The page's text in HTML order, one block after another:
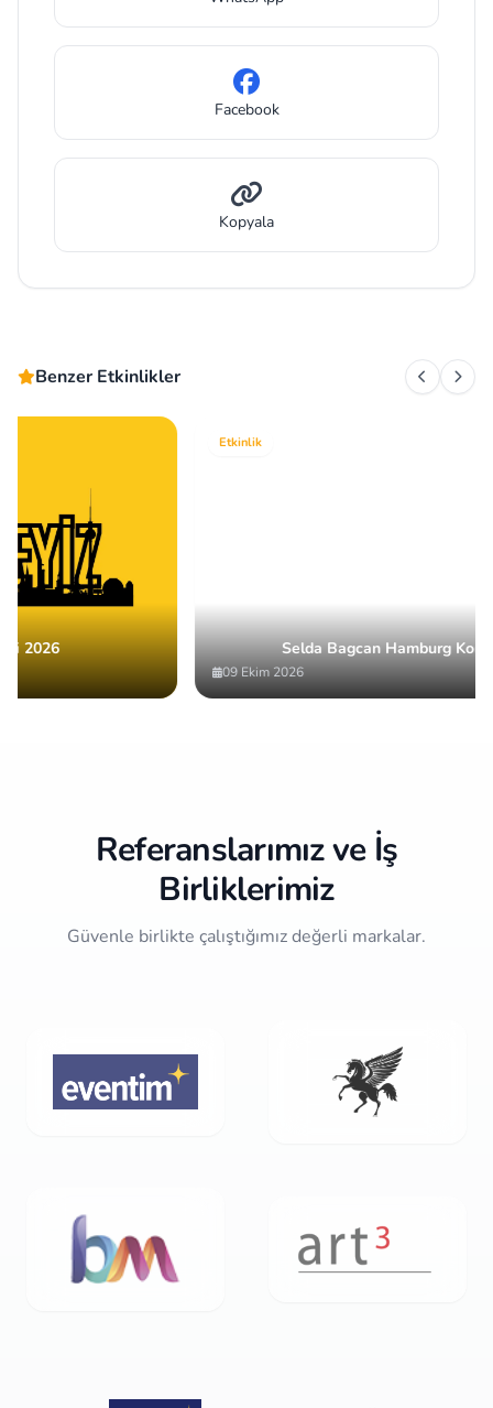
Facebook
Kopyala
Benzer Etkinlikler
Selda Bagcan Hamburg Konseri 2026
Referanslarımız ve İş
Birliklerimiz
Güvenle birlikte çalıştığımız değerli markalar.